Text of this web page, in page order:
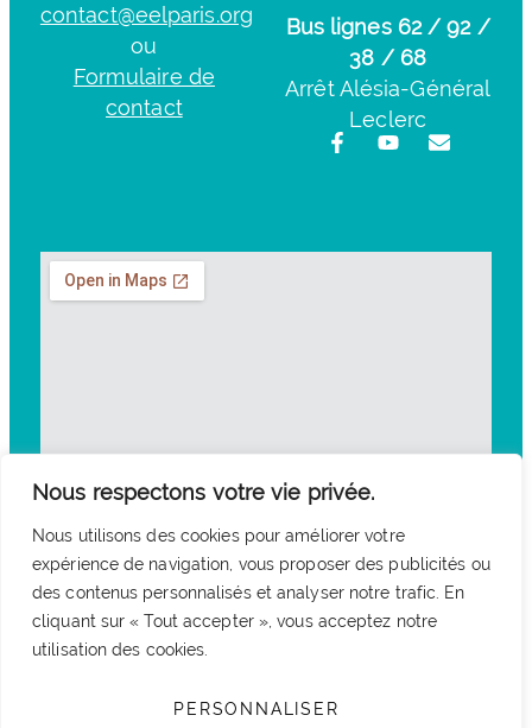
Nous respectons votre vie privée.
Nous utilisons des cookies pour améliorer votre
expérience de navigation, vous proposer des publicités ou
des contenus personnalisés et analyser notre trafic. En
cliquant sur « Tout accepter », vous acceptez notre
utilisation des cookies.
PERSONNALISER
contact@eelparis.org
ou
Formulaire de
contact
Bus lignes 62 / 92 /
38 / 68
Arrêt Alésia-Général
Leclerc